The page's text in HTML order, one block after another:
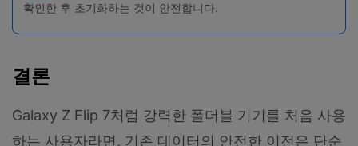
확인한 후 초기화하는 것이 안전합니다.
결론
Galaxy Z Flip 7처럼 강력한 폴더블 기기를 처음 사용
하는 사용자라면, 기존 데이터의 안전한 이전은 단순